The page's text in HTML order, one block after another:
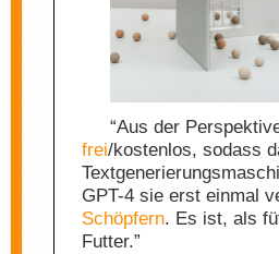
“Aus der
frei/kostenlos, sodass
GPT-4 sie erst einmal
Schöpfern. Es ist, als
Futter.”